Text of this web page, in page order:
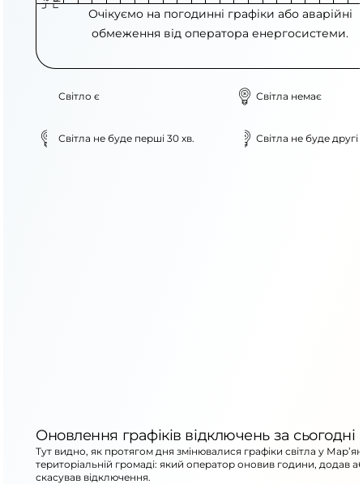
Очікуємо на погодинні графіки або аварійні
обмеження від оператора енергосистеми.
Світло є Світла немає
Світла не буде перші 30 хв. Світла не буде другі
Оновлення графіків відключень за сьогодні
Тут видно, як протягом дня змінювалися графіки світла у
територіальній громаді: який оператор оновив години, додав
скасував відключення.